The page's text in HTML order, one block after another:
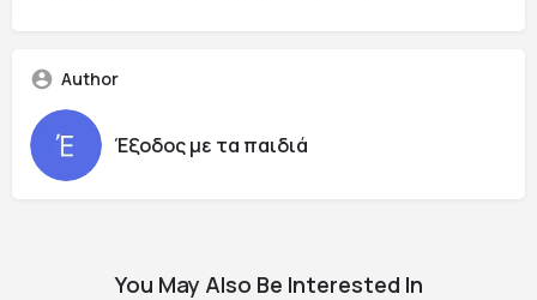
Author
Έξοδος με τα παιδιά
You May Also Be Interested In